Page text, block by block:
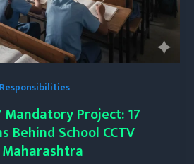
Mandatory Project: 17
Behind School CCTV